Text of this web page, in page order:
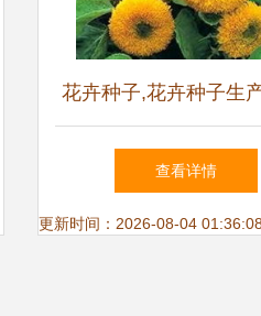
花卉种子,花卉种子生
花卉种子价格
查看详情
更新时间：2026-08-04